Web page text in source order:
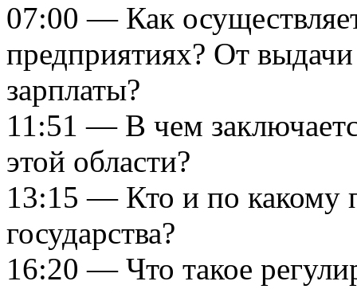
07:00 — Как
предприятиях? От
зарплаты?
11:51 — В чем
этой области?
13:15 — Кто и по какому
государства?
16:20 — Что такое